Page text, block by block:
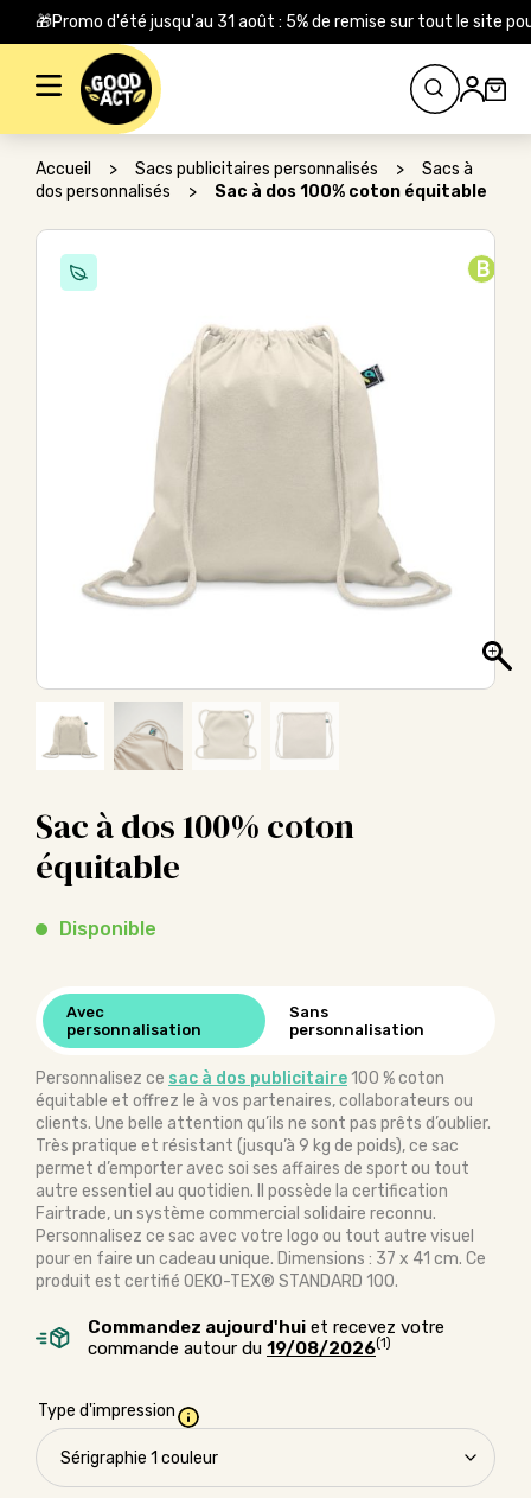
🎁Promo d'été jusqu'au 31 août : 5% de remise sur tout le site
Rechercher :
Accueil > Sacs publicitaires personnalisés >
Sacs à
dos personnalisés
> Sac à dos 100% coton équitable
B
Sac à dos 100% coton
équitable
Disponible
Avec
personnalisation
Sans
personnalisation
Personnalisez ce sac à dos publicitaire100 % coton
équitable et offrez le à vos partenaires, collaborateurs ou
clients. Une belle attention qu’ils ne sont pas prêts d’oublier.
Très pratique et résistant (jusqu’à 9 kg de poids), ce sac
permet d’emporter avec soi ses affaires de sport ou tout
autre essentiel au quotidien. Il possède la certification
Fairtrade, un système commercial solidaire reconnu.
Personnalisez ce sac avec votre logo ou tout autre visuel
pour en faire un cadeau unique. Dimensions : 37 x 41 cm. Ce
produit est certifié OEKO-TEX® STANDARD 100.
Commandez aujourd'hui et recevez votre
commande autour du 19/08/2026(1)
Type d'impression